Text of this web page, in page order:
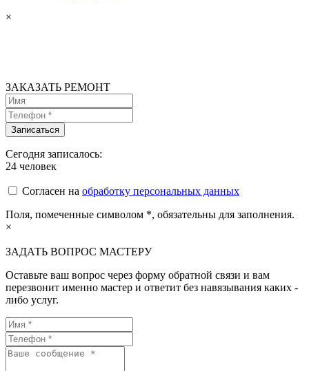
×
ЗАКАЗАТЬ РЕМОНТ
Сегодня записалось:
24 человек
Согласен на обработку персональных данных
Поля, помеченные символом *, обязательны для заполнения.
×
ЗАДАТЬ ВОПРОС МАСТЕРУ
Оставьте ваш вопрос через форму обратной связи и вам
перезвонит именно мастер и ответит без навязывания каких -
либо услуг.